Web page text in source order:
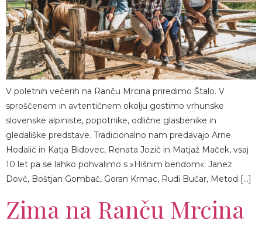
V poletnih večerih na Ranču Mrcina priredimo Štalo. V
sproščenem in avtentičnem okolju gostimo vrhunske
slovenske alpiniste, popotnike, odlične glasbenike in
gledališke predstave. Tradicionalno nam predavajo Arne
Hodalič in Katja Bidovec, Renata Jozič in Matjaž Maček, vsaj
10 let pa se lahko pohvalimo s »Hišnim bendom«: Janez
Dovč, Boštjan Gombač, Goran Krmac, Rudi Bučar, Metod […]
Zima na Ranču Mrcina